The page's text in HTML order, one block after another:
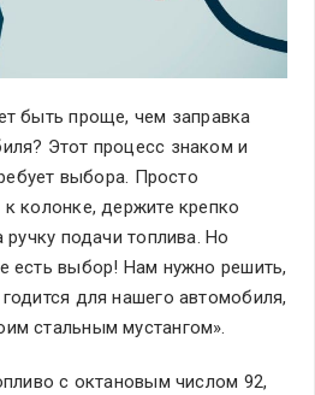
быть проще, чем заправка
Этот процесс знаком и
выбора. Просто
колонке, держите крепко
подачи топлива. Но
есть выбор! Нам нужно решить,
для нашего автомобиля,
стальным мустангом».
с октановым числом 92,